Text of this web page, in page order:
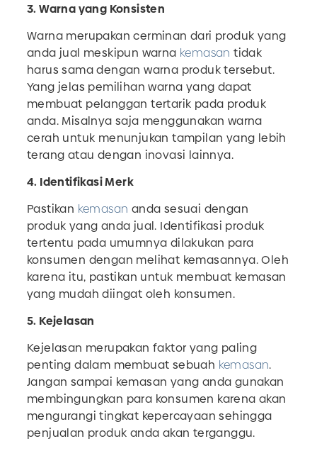
3. Warna yang Konsisten
Warna merupakan cerminan dari produk yang
anda jual meskipun warna kemasan tidak
harus sama dengan warna produk tersebut.
Yang jelas pemilihan warna yang dapat
membuat pelanggan tertarik pada produk
anda. Misalnya saja menggunakan warna
cerah untuk menunjukan tampilan yang lebih
terang atau dengan inovasi lainnya.
4. Identifikasi Merk
Pastikan kemasan anda sesuai dengan
produk yang anda jual. Identifikasi produk
tertentu pada umumnya dilakukan para
konsumen dengan melihat kemasannya. Oleh
karena itu, pastikan untuk membuat kemasan
yang mudah diingat oleh konsumen.
5. Kejelasan
Kejelasan merupakan faktor yang paling
penting dalam membuat sebuah kemasan.
Jangan sampai kemasan yang anda gunakan
membingungkan para konsumen karena akan
mengurangi tingkat kepercayaan sehingga
penjualan produk anda akan terganggu.